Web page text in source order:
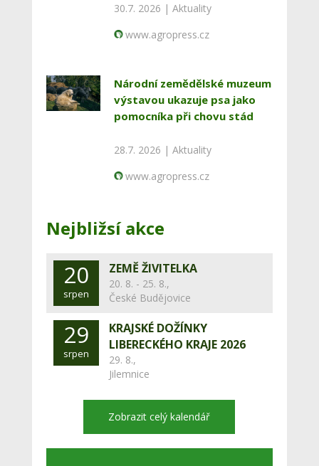
30.7. 2026 | Aktuality
www.agropress.cz
Národní zemědělské muzeum
výstavou ukazuje psa jako
pomocníka při chovu stád
28.7. 2026 | Aktuality
www.agropress.cz
Nejbližsí akce
20
srpen
ZEMĚ ŽIVITELKA
20. 8. - 25. 8.,
České Budějovice
29
srpen
KRAJSKÉ DOŽÍNKY
LIBERECKÉHO KRAJE 2026
29. 8.,
Jilemnice
Zobrazit celý kalendář